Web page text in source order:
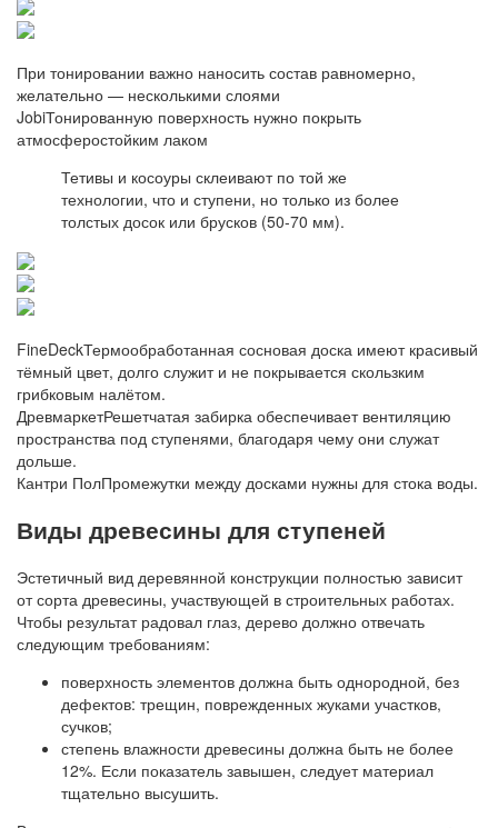
При тонировании важно наносить состав равномерно,
желательно — несколькими слоями
JobiТонированную поверхность нужно покрыть
атмосферостойким лаком
Тетивы и косоуры склеивают по той же
технологии, что и ступени, но только из более
толстых досок или брусков (50-70 мм).
FineDeckТермообработанная сосновая доска имеют красивый
тёмный цвет, долго служит и не покрывается скользким
грибковым налётом.
ДревмаркетРешетчатая забирка обеспечивает вентиляцию
пространства под ступенями, благодаря чему они служат
дольше.
Кантри ПолПромежутки между досками нужны для стока воды.
Виды древесины для ступеней
Эстетичный вид деревянной конструкции полностью зависит
от сорта древесины, участвующей в строительных работах.
Чтобы результат радовал глаз, дерево должно отвечать
следующим требованиям:
поверхность элементов должна быть однородной, без
дефектов: трещин, поврежденных жуками участков,
сучков;
степень влажности древесины должна быть не более
12%. Если показатель завышен, следует материал
тщательно высушить.